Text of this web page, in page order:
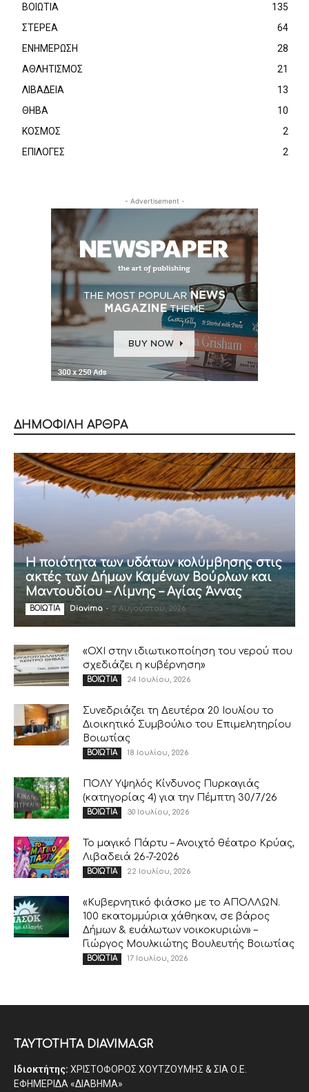
ΒΟΙΩΤΙΑ
135
ΣΤΕΡΕΑ
64
ΕΝΗΜΕΡΩΣΗ
28
ΑΘΛΗΤΙΣΜΟΣ
21
ΛΙΒΑΔΕΙΑ
13
ΘΗΒΑ
10
ΚΟΣΜΟΣ
2
ΕΠΙΛΟΓΕΣ
2
- Advertisement -
ΔΗΜΟΦΙΛΗ ΑΡΘΡΑ
Η ποιότητα των υδάτων κολύμβησης στις
ακτές των Δήμων Καμένων Βούρλων και
Μαντουδίου – Λίμνης – Αγίας Άννας
ΒΟΙΩΤΙΑ Diavima - 2 Αυγούστου, 2026
«ΟΧΙ στην ιδιωτικοποίηση του νερού που
σχεδιάζει η κυβέρνηση»
ΒΟΙΩΤΙΑ 24 Ιουλίου, 2026
Συνεδριάζει τη Δευτέρα 20 Ιουλίου το
Διοικητικό Συμβούλιο του Επιμελητηρίου
Βοιωτίας
ΒΟΙΩΤΙΑ 18 Ιουλίου, 2026
ΠΟΛΥ Υψηλός Κίνδυνος Πυρκαγιάς
(κατηγορίας 4) για την Πέμπτη 30/7/26
ΒΟΙΩΤΙΑ 30 Ιουλίου, 2026
Το μαγικό Πάρτυ – Ανοιχτό θέατρο Κρύας,
Λιβαδειά 26-7-2026
ΒΟΙΩΤΙΑ 22 Ιουλίου, 2026
«Κυβερνητικό φιάσκο με το ΑΠΟΛΛΩΝ.
100 εκατομμύρια χάθηκαν, σε βάρος
Δήμων & ευάλωτων νοικοκυριών» –
Γιώργος Μουλκιώτης Βουλευτής Βοιωτίας
ΒΟΙΩΤΙΑ 17 Ιουλίου, 2026
ΤΑΥΤΟΤΗΤΑ DIAVIMA.GR
Ιδιοκτήτης: ΧΡΙΣΤΟΦΟΡΟΣ ΧΟΥΤΖΟΥΜΗΣ & ΣΙΑ Ο.Ε.
ΕΦΗΜΕΡΙΔΑ «ΔΙΑΒΗΜΑ»